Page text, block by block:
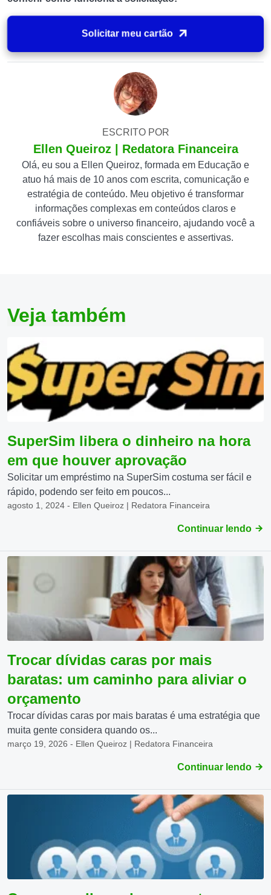
Solicitar meu cartão
ESCRITO POR
Ellen Queiroz | Redatora Financeira
Olá, eu sou a Ellen Queiroz, formada em Educação e
atuo há mais de 10 anos com escrita, comunicação e
estratégia de conteúdo. Meu objetivo é transformar
informações complexas em conteúdos claros e
confiáveis sobre o universo financeiro, ajudando você a
fazer escolhas mais conscientes e assertivas.
Veja também
SuperSim libera o dinheiro na hora
em que houver aprovação
Solicitar um empréstimo na SuperSim costuma ser fácil e
rápido, podendo ser feito em poucos...
agosto 1, 2024 - Ellen Queiroz | Redatora Financeira
Continuar lendo
Trocar dívidas caras por mais
baratas: um caminho para aliviar o
orçamento
Trocar dívidas caras por mais baratas é uma estratégia que
muita gente considera quando os...
março 19, 2026 - Ellen Queiroz | Redatora Financeira
Continuar lendo